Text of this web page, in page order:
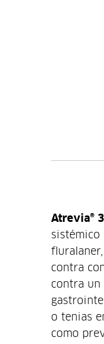
Atrevia®
sistémico
contra
contra un
o tenias
como